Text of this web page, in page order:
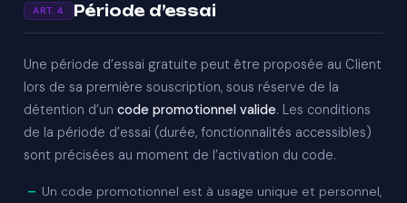
ART. 4 Période d’essai
Une période d’essai gratuite peut être proposée au Client
lors de sa première souscription, sous réserve de la
détention d’un code promotionnel valide. Les conditions
de la période d’essai (durée, fonctionnalités accessibles)
sont précisées au moment de l’activation du code.
Un code promotionnel est à usage unique et personnel,